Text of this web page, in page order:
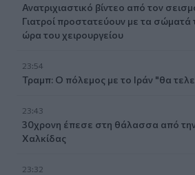
Ανατριχιαστικό βίντεο από τον
Γιατροί προστατεύουν με τα σώματά
ώρα του χειρουργείου
23:54
Τραμπ: Ο πόλεμος με το Ιράν "θα
23:43
30χρονη έπεσε στη θάλασσα από
Χαλκίδας
23:32